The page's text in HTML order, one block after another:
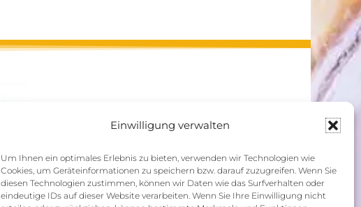
Einwilligung verwalten
Um Ihnen ein optimales Erlebnis zu bieten, verwenden wir Technologien wie
Cookies, um Geräteinformationen zu speichern bzw. darauf zuzugreifen. Wenn Sie
diesen Technologien zustimmen, können wir Daten wie das Surfverhalten oder
eindeutige IDs auf dieser Website verarbeiten. Wenn Sie Ihre Einwilligung nicht